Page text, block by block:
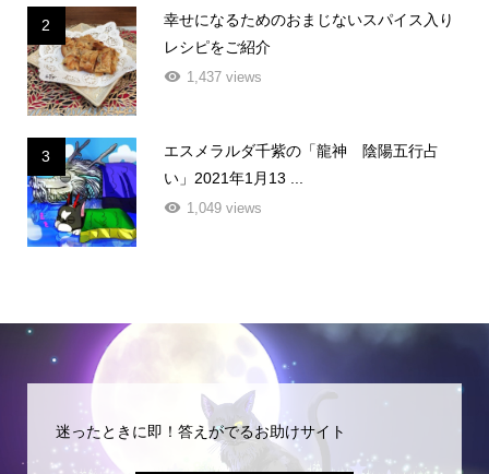
2
幸せになるためのおまじないスパイス入り
レシピをご紹介
1,437 views
3
エスメラルダ千紫の「龍神 陰陽五行占
い」2021年1月13 ...
1,049 views
迷ったときに即！答えがでるお助けサイト